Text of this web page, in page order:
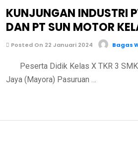
KUNJUNGAN INDUSTRI
DAN PT SUN MOTOR
Posted On 22 Januari 2024 Bagas
Peserta Didik Kelas X TKR 3 SMK
Jaya (Mayora) Pasuruan …